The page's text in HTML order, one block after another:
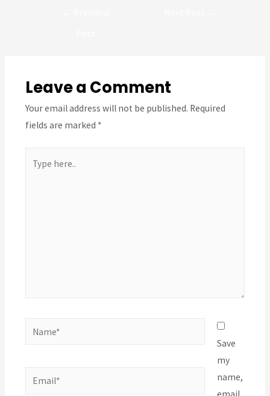
Leave a Comment
Your email address will not be published. Required
fields are marked *
here..
Name*
Email*
Save
my
name,